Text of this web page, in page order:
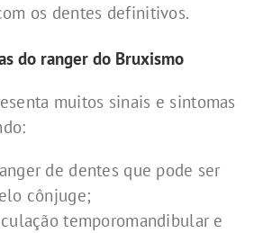
os dentes definitivos.
do ranger do Bruxismo
muitos sinais e sintomas
de dentes que pode ser
cônjuge;
temporomandibular e